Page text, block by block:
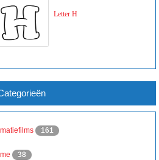
Letter H
161
38